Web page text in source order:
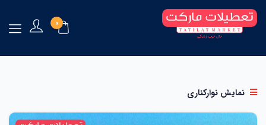
0
نمایش نوارکناری